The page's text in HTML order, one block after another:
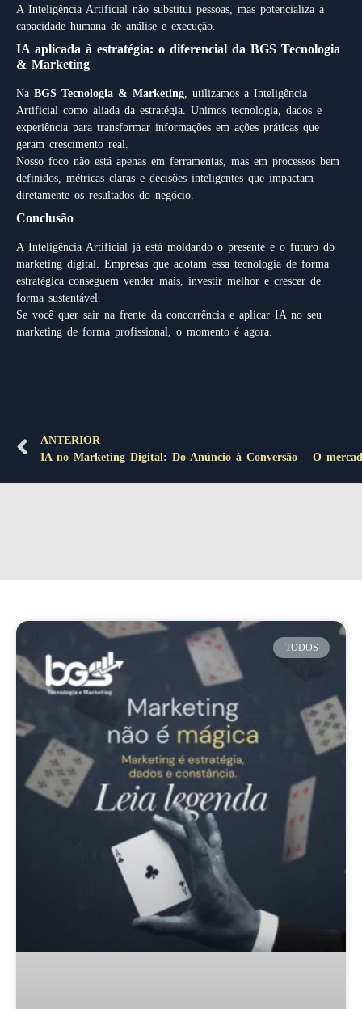
A Inteligência Artificial não substitui pessoas, mas potencializa a
capacidade humana de análise e execução.
IA aplicada à estratégia: o diferencial da BGS Tecnologia
& Marketing
Na BGS Tecnologia & Marketing, utilizamos a Inteligência
Artificial como aliada da estratégia. Unimos tecnologia, dados e
experiência para transformar informações em ações práticas que
geram crescimento real.
Nosso foco não está apenas em ferramentas, mas em processos bem
definidos, métricas claras e decisões inteligentes que impactam
diretamente os resultados do negócio.
Conclusão
A Inteligência Artificial já está moldando o presente e o futuro do
marketing digital. Empresas que adotam essa tecnologia de forma
estratégica conseguem vender mais, investir melhor e crescer de
forma sustentável.
Se você quer sair na frente da concorrência e aplicar IA no seu
marketing de forma profissional, o momento é agora.
ANTERIOR
IA no Marketing Digital: Do Anúncio à Conversão
TODOS